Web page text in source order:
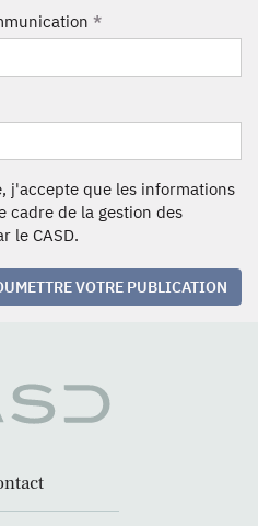
*
j'accepte que les informations
cadre de la gestion des
le CASD.
VOTRE PUBLICATION